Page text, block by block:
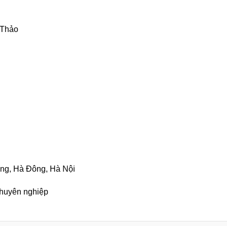
Hà Đông, Hà Nội
nghiệp